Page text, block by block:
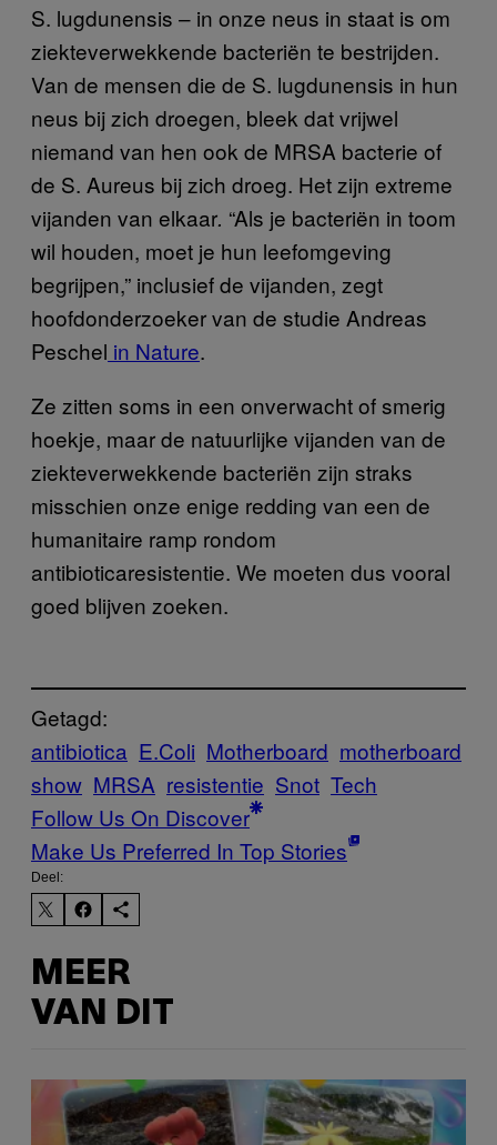
S. lugdunensis – in onze neus in staat is om
ziekteverwekkende bacteriën te bestrijden.
Van de mensen die de S. lugdunensis in hun
neus bij zich droegen, bleek dat vrijwel
niemand van hen ook de MRSA bacterie of
de S. Aureus bij zich droeg. Het zijn extreme
vijanden van elkaar. “Als je bacteriën in toom
wil houden, moet je hun leefomgeving
begrijpen,” inclusief de vijanden, zegt
hoofdonderzoeker van de studie Andreas
Peschel in Nature.
Ze zitten soms in een onverwacht of smerig
hoekje, maar de natuurlijke vijanden van de
ziekteverwekkende bacteriën zijn straks
misschien onze enige redding van een de
humanitaire ramp rondom
antibioticaresistentie. We moeten dus vooral
goed blijven zoeken.
Getagd:
antibiotica E.Coli Motherboard motherboard
show MRSA resistentie Snot Tech
Follow Us On Discover
Make Us Preferred In Top Stories
Deel:
MEER
VAN DIT